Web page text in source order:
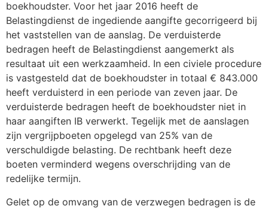
boekhoudster. Voor het jaar 2016 heeft de
Belastingdienst de ingediende aangifte gecorrigeerd bij
het vaststellen van de aanslag. De verduisterde
bedragen heeft de Belastingdienst aangemerkt als
resultaat uit een werkzaamheid. In een civiele procedure
is vastgesteld dat de boekhoudster in totaal € 843.000
heeft verduisterd in een periode van zeven jaar. De
verduisterde bedragen heeft de boekhoudster niet in
haar aangiften IB verwerkt. Tegelijk met de aanslagen
zijn vergrijpboeten opgelegd van 25% van de
verschuldigde belasting. De rechtbank heeft deze
boeten verminderd wegens overschrijding van de
redelijke termijn.
Gelet op de omvang van de verzwegen bedragen is de